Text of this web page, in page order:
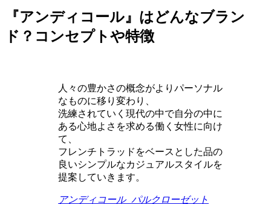
『アンディコール』はどんなブラン
ド？コンセプトや特徴
人々の豊かさの概念がよりパーソナル
なものに移り変わり、
洗練されていく現代の中で自分の中に
ある心地よさを求める働く女性に向け
て、
フレンチトラッドをベースとした品の
良いシンプルなカジュアルスタイルを
提案していきます。
アンディコール_パルクローゼット